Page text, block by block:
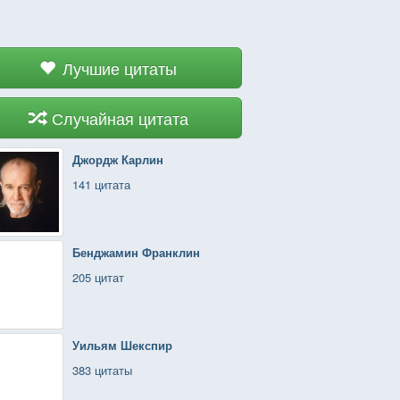
Лучшие цитаты
Случайная цитата
Джордж Карлин
141 цитата
Бенджамин Франклин
205 цитат
Уильям Шекспир
383 цитаты